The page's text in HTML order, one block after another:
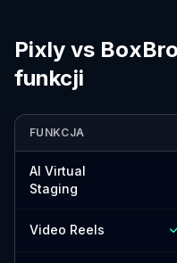
Pixly vs
funkcji
FUNKCJA
AI Virtual
Staging
Video Reels